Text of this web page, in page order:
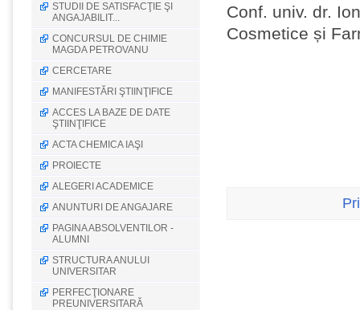
STUDII DE SATISFACŢIE ŞI
ANGAJABILIT...
CONCURSUL DE CHIMIE
MAGDA PETROVANU
CERCETARE
MANIFESTĂRI ŞTIINŢIFICE
ACCES LA BAZE DE DATE
ŞTIINŢIFICE
ACTA CHEMICA IAŞI
PROIECTE
ALEGERI ACADEMICE
ANUNTURI DE ANGAJARE
PAGINA ABSOLVENTILOR -
ALUMNI
STRUCTURA ANULUI
UNIVERSITAR
PERFECŢIONARE
PREUNIVERSITARĂ
Conf. univ. dr.
Cosmetice și